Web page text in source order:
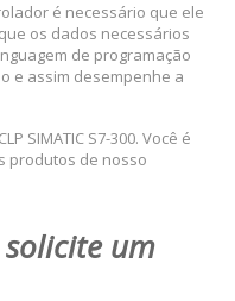
é necessário que ele
os dados necessários
de programação
e assim desempenhe a
SIMATIC S7-300. Você é
produtos de nosso
um